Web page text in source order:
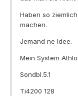
Haben so
machen.
Jemand ne Idee.
Mein System
Sondbl.5.1
Ti4200 128